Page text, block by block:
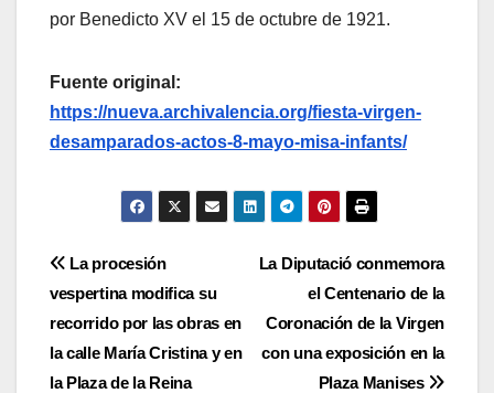
por Benedicto XV el 15 de octubre de 1921.
Fuente original:
https://nueva.archivalencia.org/fiesta-virgen-
desamparados-actos-8-mayo-misa-infants/
Navegación
de
entradas
La Diputació conmemora
el Centenario de la
Coronación de la Virgen
con una exposición en la
Plaza Manises
La procesión
vespertina modifica su
recorrido por las obras en
la calle María Cristina y en
la Plaza de la Reina